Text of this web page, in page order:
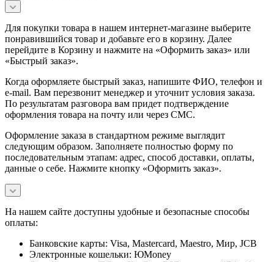
Для покупки товара в нашем интернет-магазине выберите
понравившийся товар и добавьте его в корзину. Далее
перейдите в Корзину и нажмите на «Оформить заказ» или
«Быстрый заказ».
Когда оформляете быстрый заказ, напишите ФИО, телефон и
e-mail. Вам перезвонит менеджер и уточнит условия заказа.
По результатам разговора вам придет подтверждение
оформления товара на почту или через СМС.
Оформление заказа в стандартном режиме выглядит
следующим образом. Заполняете полностью форму по
последовательным этапам: адрес, способ доставки, оплаты,
данные о себе. Нажмите кнопку «Оформить заказ».
На нашем сайте доступны удобные и безопасные способы
оплаты:
Банковские карты: Visa, Mastercard, Maestro, Мир, JCB
Электронные кошельки: ЮMoney